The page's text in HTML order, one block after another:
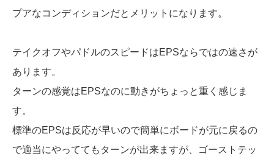
プアなコンディションだとメリットになります。
テイクオフやパドルのスピードはEPSならではの速さが
あります。
ターンの感覚はEPSなのに動きがちょっと重く感じま
す。
標準のEPSは反応が早いので簡単にボードが元に戻るの
で適当にやっててもターンが出来ますが、ゴーストテッ